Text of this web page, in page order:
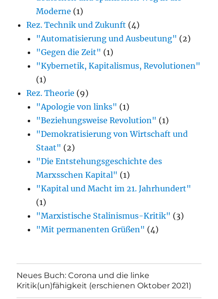
Moderne (1)
Rez. Technik und Zukunft (4)
"Automatisierung und Ausbeutung" (2)
"Gegen die Zeit" (1)
"Kybernetik, Kapitalismus, Revolutionen"
(1)
Rez. Theorie (9)
"Apologie von links" (1)
"Beziehungsweise Revolution" (1)
"Demokratisierung von Wirtschaft und
Staat" (2)
"Die Entstehungsgeschichte des
Marxsschen Kapital" (1)
"Kapital und Macht im 21. Jahrhundert"
(1)
"Marxistische Stalinismus-Kritik" (3)
"Mit permanenten Grüßen" (4)
Neues Buch: Corona und die linke
Kritik(un)fähigkeit (erschienen Oktober 2021)